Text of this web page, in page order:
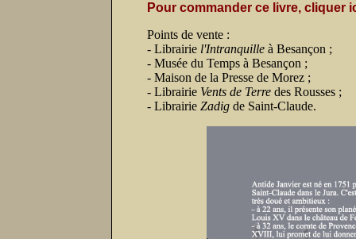
Pour commander ce livre, cliquer
Points de vente :
- Librairie l'Intranquille à Besançon ;
- Musée du Temps à Besançon ;
- Maison de la Presse de Morez ;
- Librairie Vents de Terre des Rousses ;
- Librairie Zadig de Saint-Claude.